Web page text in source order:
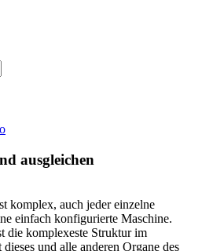
ausgleichen
komplex, auch jeder einzelne
einfach konfigurierte Maschine.
die komplexeste Struktur im
und alle anderen Organe des